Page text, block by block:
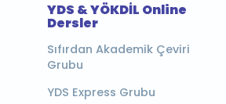
YDS & YÖKDİL Online
Dersler
Sıfırdan Akademik Çeviri
Grubu
YDS Express Grubu